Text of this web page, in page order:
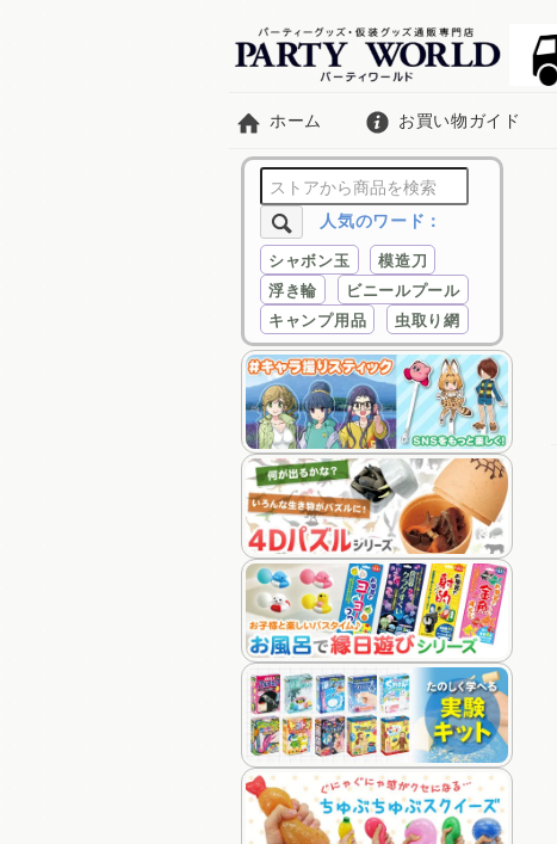
ホーム お買い物ガイド
人気のワード：
シャボン玉
模造刀
浮き輪
ビニールプール
キャンプ用品
虫取り網